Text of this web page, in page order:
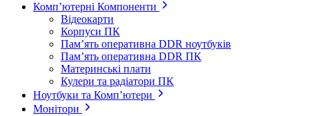
Комп’ютерні Компоненти
Відеокарти
Корпуси ПК
Пам’ять оперативна DDR ноутбуків
Пам’ять оперативна DDR ПК
Материнські плати
Кулери та радіатори ПК
Ноутбуки та Комп’ютери
Монітори